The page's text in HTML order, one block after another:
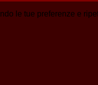
le tue preferenze e